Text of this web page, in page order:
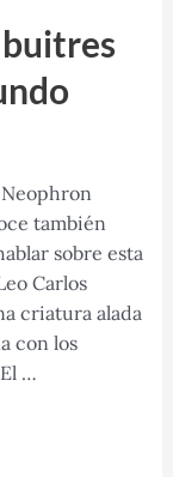
también
sobre esta
Carlos
criatura alada
con los
…